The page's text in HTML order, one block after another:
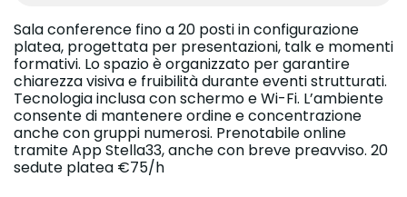
Sala conference fino a 20 posti in configurazione
platea, progettata per presentazioni, talk e momenti
formativi. Lo spazio è organizzato per garantire
chiarezza visiva e fruibilità durante eventi strutturati.
Tecnologia inclusa con schermo e Wi-Fi. L’ambiente
consente di mantenere ordine e concentrazione
anche con gruppi numerosi. Prenotabile online
tramite App Stella33, anche con breve preavviso. 20
sedute platea €75/h